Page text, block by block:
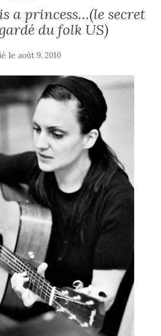
a princess…(le secret
du folk US)
le août 9, 2010